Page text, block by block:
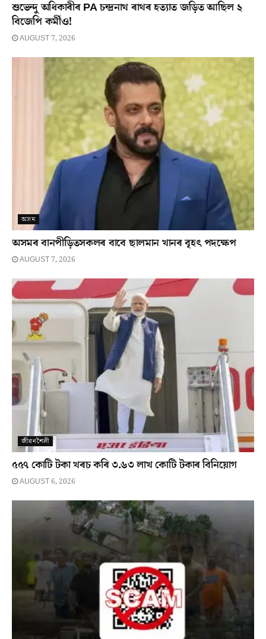
শুভেন্দু অধিকাৰীৰ PA চন্দ্ৰনাথ ৰাথৰ হত্যাত জড়িত আছিল ২
বিজেপি কৰ্মীও!
AUGUST 7, 2026
অসম
অসমৰ বানপীড়িতসকলৰ বাবে ছালমান খানৰ বৃহৎ পদক্ষেপ
AUGUST 7, 2026
জীৱনশৈলী
৫৫৭ কোটি টকা খৰচ কৰি ৩.৬৩ লাখ কোটি টকাৰ বিনিয়োগ
AUGUST 6, 2026